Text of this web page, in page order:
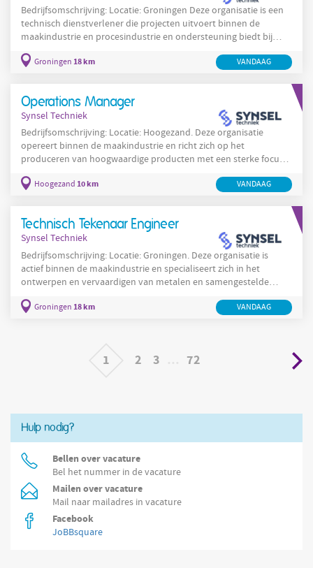
Bedrijfsomschrijving: Locatie: Groningen Deze organisatie is een
technisch dienstverlener die projecten uitvoert binnen de
maakindustrie en procesindustrie en ondersteuning biedt bij
automatisering en engineering in de noordelijke regio. De
organisatie voert zowel detacheringsopdrachten als inhouse
door actuele engineeringprincipes en
Groningen 18 km VANDAAG
Operations Manager
Synsel Techniek
Bedrijfsomschrijving: Locatie: Hoogezand. Deze organisatie
opereert binnen de maakindustrie en richt zich op het
produceren van hoogwaardige producten met een sterke focus
met multidisciplinaire teams en legt nadruk op continue
organisatie bij aan maatschappelijke doelen door producten te
leveren die
Hoogezand 10 km VANDAAG
Technisch Tekenaar Engineer
Synsel Techniek
Bedrijfsomschrijving: Locatie: Groningen. Deze organisatie is
actief binnen de maakindustrie en specialiseert zich in het
ontwerpen en vervaardigen van metalen en samengestelde
deze organisatie met een compact team dat verantwoordelijk is
Groningen 18 km VANDAAG
1 2 3 72
Hulp nodig?
Bellen over vacature
Bel het nummer in de vacature
Mailen over vacature
Mail naar mailadres in vacature
Facebook
JoBBsquare